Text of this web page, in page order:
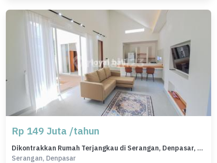
Rp 149 Juta /tahun
Dikontrakkan Rumah Terjangkau di Serangan, Denpasar, LT 194m²
Serangan, Denpasar